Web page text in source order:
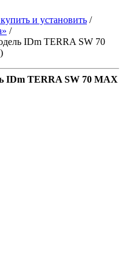
и установить /
/
IDm TERRA SW 70
IDm TERRA SW 70 MAX